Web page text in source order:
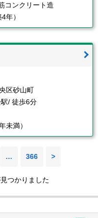
コンクリート造
年）
区砂山町
/ 徒歩6分
未満）
… 366 >
つかりました